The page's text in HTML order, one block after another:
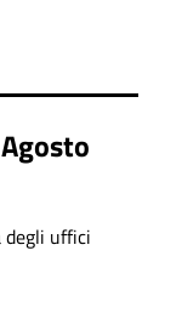
degli uffici